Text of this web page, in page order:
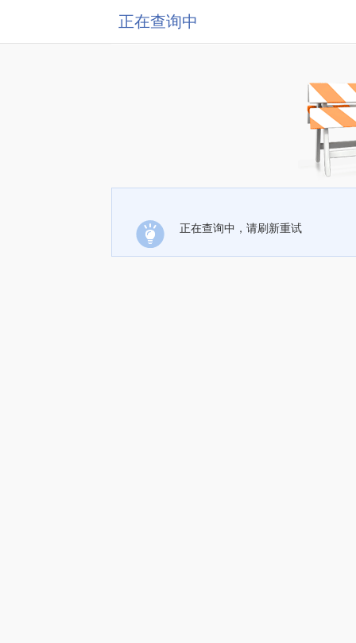
正在查询中
正在查询中，请刷新重试